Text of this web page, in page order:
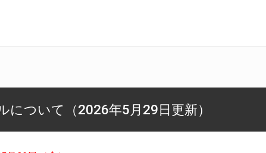
について（2026年5月29日更新）